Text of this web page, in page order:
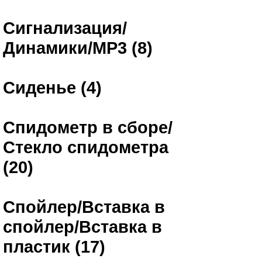
Сигнализация/
Динамики/MP3 (8)
Сиденье (4)
Спидометр в сборе/
Стекло спидометра
(20)
Спойлер/Вставка в
спойлер/Вставка в
пластик (17)